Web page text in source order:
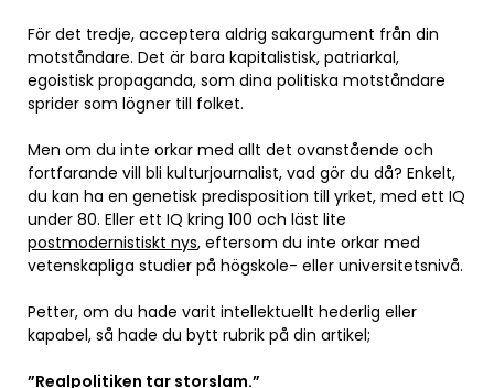
För det tredje, acceptera aldrig sakargument från din
motståndare. Det är bara kapitalistisk, patriarkal,
egoistisk propaganda, som dina politiska motståndare
sprider som lögner till folket.
Men om du inte orkar med allt det ovanstående och
fortfarande vill bli kulturjournalist, vad gör du då? Enkelt,
du kan ha en genetisk predisposition till yrket, med ett IQ
under 80. Eller ett IQ kring 100 och läst lite
postmodernistiskt nys, eftersom du inte orkar med
vetenskapliga studier på högskole- eller universitetsnivå.
Petter, om du hade varit intellektuellt hederlig eller
kapabel, så hade du bytt rubrik på din artikel;
”Realpolitiken tar storslam.”